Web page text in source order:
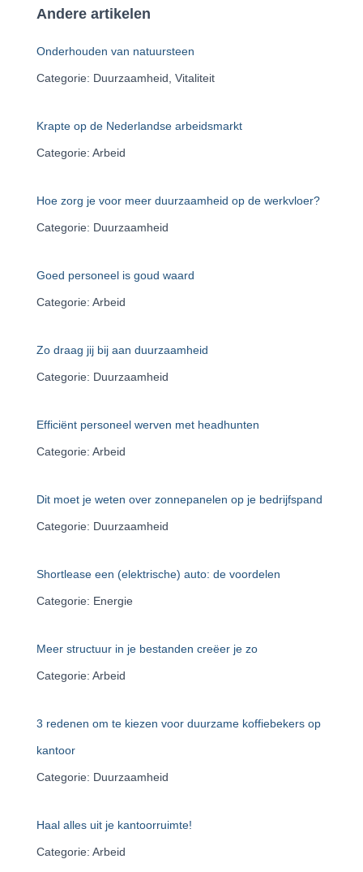
n
a
a
Andere artikelen
Onderhouden van natuursteen
Categorie: Duurzaamheid, Vitaliteit
Krapte op de Nederlandse arbeidsmarkt
Categorie: Arbeid
Hoe zorg je voor meer duurzaamheid op de werkvloer?
Categorie: Duurzaamheid
Goed personeel is goud waard
Categorie: Arbeid
Zo draag jij bij aan duurzaamheid
Categorie: Duurzaamheid
Efficiënt personeel werven met headhunten
Categorie: Arbeid
Dit moet je weten over zonnepanelen op je bedrijfspand
Categorie: Duurzaamheid
Shortlease een (elektrische) auto: de voordelen
Categorie: Energie
Meer structuur in je bestanden creëer je zo
Categorie: Arbeid
3 redenen om te kiezen voor duurzame koffiebekers op
kantoor
Categorie: Duurzaamheid
Haal alles uit je kantoorruimte!
Categorie: Arbeid